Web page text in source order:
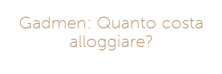
Gadmen: Quanto costa
alloggiare?